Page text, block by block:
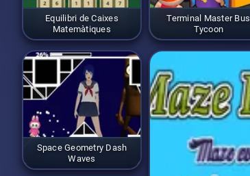
Equilibri de Caixes
Matemàtiques
Terminal Master Bus
Tycoon
Space Geometry Dash
Waves